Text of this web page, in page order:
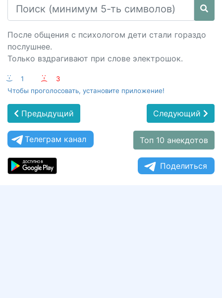
После общения с психологом дети стали гораздо
послушнее.
Только вздрагивают при слове электрошок.
:-) 1 :-(
3
Чтобы проголосовать, установите приложение!
Предыдущий Следующий
Телеграм канал Топ 10 анекдотов
Поделиться